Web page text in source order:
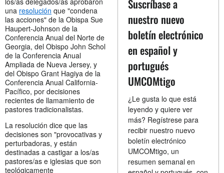
Suscríbase a
nuestro nuevo
boletín electrónico
en español y
portugués
UMCOMtigo
¿Le gusta lo que está
leyendo y quiere ver
más? Regístrese para
recibir nuestro nuevo
boletín electrónico
UMCOMtigo, un
resumen semanal en
una resolución que "condena
las acciones" de la Obispa Sue
Haupert-Johnson de la
Conferencia Anual del Norte de
Georgia, del Obispo John Schol
de la Conferencia Anual
Ampliada de Nueva Jersey, y
del Obispo Grant Hagiya de la
Conferencia Anual California-
Pacífico, por decisiones
recientes de llamamiento de
pastores tradicionalistas.
La resolución dice que las
decisiones son "provocativas y
perturbadoras, y están
destinadas a castigar a los/as
pastores/as e iglesias que son
teológicamente